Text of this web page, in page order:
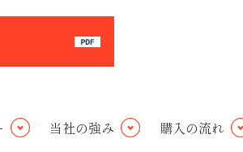
当社の強み 購入の流れ